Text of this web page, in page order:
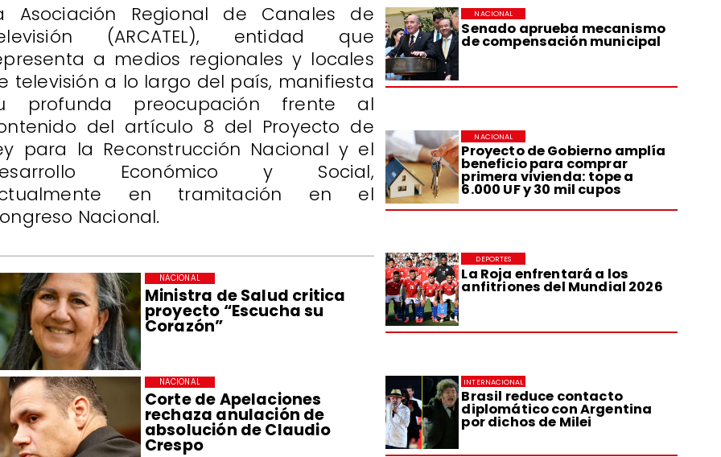
Senado aprueba mecanismo
de compensación municipal
NACIONAL
Proyecto de Gobierno amplía
beneficio para comprar
primera vivienda: tope a
6.000 UF y 30 mil cupos
NACIONAL
La Roja enfrentará a los
anfitriones del Mundial 2026
DEPORTES
Brasil reduce contacto
diplomático con Argentina
por dichos de Milei
INTERNACIONAL
Ministra de Salud critica
proyecto “Escucha su
Corazón”
NACIONAL
Corte de Apelaciones
rechaza anulación de
absolución de Claudio
Crespo
NACIONAL
Asociación Regional de Canales de
(ARCATEL), entidad que
a medios regionales y locales
televisión a lo largo del país, manifiesta
profunda preocupación frente al
del artículo 8 del Proyecto de
para la Reconstrucción Nacional y el
Económico y Social,
en tramitación en el
Nacional.